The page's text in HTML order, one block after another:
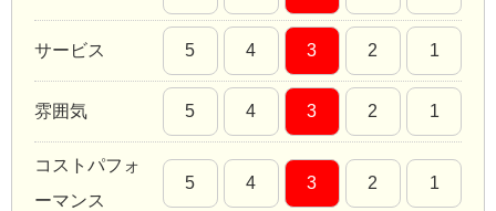
サービス 5 4 3 2 1
雰囲気 5 4 3 2 1
コストパフォ
ーマンス
5 4 3 2 1